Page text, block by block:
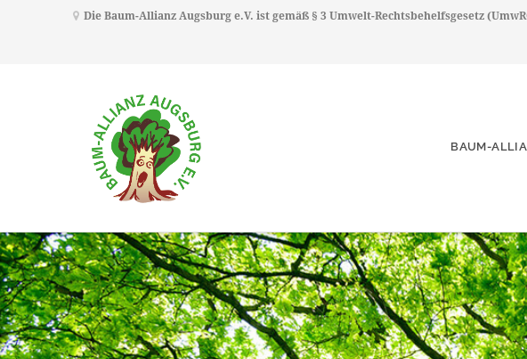
Die Baum-Allianz Augsburg e.V. ist gemäß § 3 Umwelt-Rechtsbehelfsgesetz
BAUM-